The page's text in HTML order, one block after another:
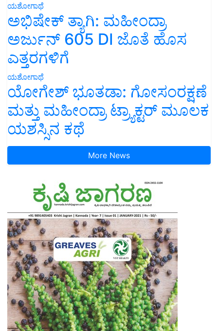
ಯಶೋಗಾಥೆ
ಅಭಿಷೇಕ್ ತ್ಯಾಗಿ: ಮಹೀಂದ್ರಾ
ಅರ್ಜುನ್ 605 DI ಜೊತೆ ಹೊಸ
ಎತ್ತರಗಳಿಗೆ
ಯಶೋಗಾಥೆ
ಯೋಗೇಶ್ ಭೂತಡಾ: ಗೋಸಂರಕ್ಷಣೆ
ಮತ್ತು ಮಹೀಂದ್ರಾ ಟ್ರ್ಯಾಕ್ಟರ್ ಮೂಲಕ
ಯಶಸ್ಸಿನ ಕಥೆ
More News